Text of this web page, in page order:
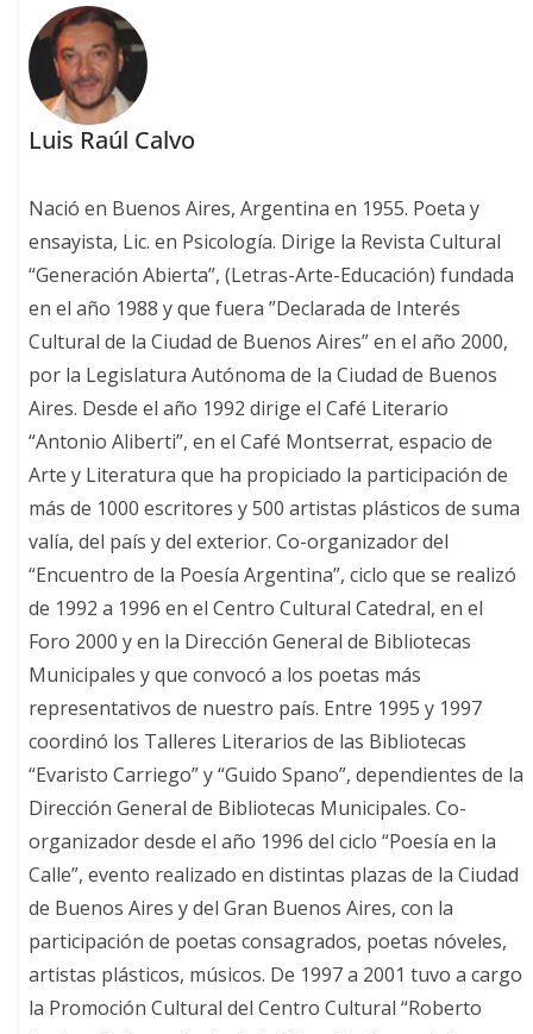
Luis Raúl Calvo
Nació en Buenos Aires, Argentina en 1955. Poeta y
ensayista, Lic. en Psicología. Dirige la Revista Cultural
“Generación Abierta”, (Letras-Arte-Educación) fundada
en el año 1988 y que fuera ”Declarada de Interés
Cultural de la Ciudad de Buenos Aires” en el año 2000,
por la Legislatura Autónoma de la Ciudad de Buenos
Aires. Desde el año 1992 dirige el Café Literario
“Antonio Aliberti”, en el Café Montserrat, espacio de
Arte y Literatura que ha propiciado la participación de
más de 1000 escritores y 500 artistas plásticos de suma
valía, del país y del exterior. Co-organizador del
“Encuentro de la Poesía Argentina”, ciclo que se realizó
de 1992 a 1996 en el Centro Cultural Catedral, en el
Foro 2000 y en la Dirección General de Bibliotecas
Municipales y que convocó a los poetas más
representativos de nuestro país. Entre 1995 y 1997
coordinó los Talleres Literarios de las Bibliotecas
“Evaristo Carriego” y “Guido Spano”, dependientes de la
Dirección General de Bibliotecas Municipales. Co-
organizador desde el año 1996 del ciclo “Poesía en la
Calle”, evento realizado en distintas plazas de la Ciudad
de Buenos Aires y del Gran Buenos Aires, con la
participación de poetas consagrados, poetas nóveles,
artistas plásticos, músicos. De 1997 a 2001 tuvo a cargo
la Promoción Cultural del Centro Cultural “Roberto